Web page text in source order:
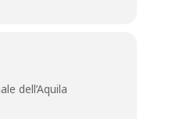
dell’Aquila